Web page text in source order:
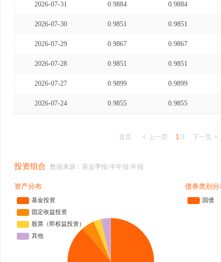
2026-07-31 0.9884 0.9884
2026-07-30 0.9851 0.9851
2026-07-29 0.9867 0.9867
2026-07-28 0.9851 0.9851
2026-07-27 0.9899 0.9899
2026-07-24 0.9855 0.9855
首页 < 上一页 1/3 下一页 >
投资组合 数据来源：基金季报/半年报/年报
资产分布 债券类别分